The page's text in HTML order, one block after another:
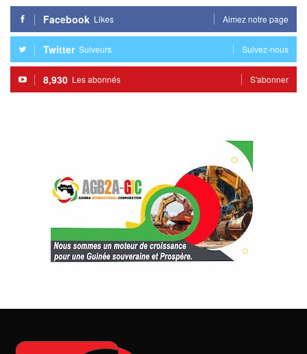
Facebook Likes Aimez notre page
Twitter Suiveurs Suivez-nous
8,930 Les abonnés S'abonner